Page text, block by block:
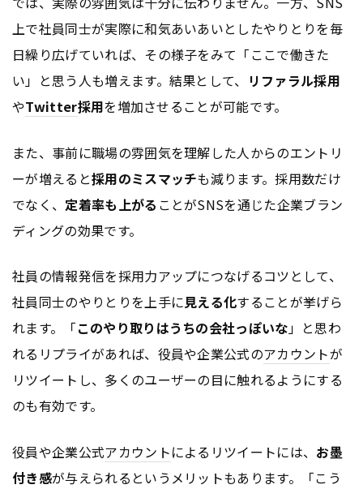
上で社員同士が実際に和気あいあいとしたやりとりを毎
日繰り広げていれば、その様子をみて「ここで働きた
い」と思う人も増えます。結果として、
リファラル採用
やTwitter採用を増加させることが可能です。
また、事前に職場の雰囲気を理解した人からのエントリ
ーが増えると採用のミスマッチも減ります。採用数だけ
でなく、 定着率も上がる ことがSNSを通じた企業ブラン
ディングの効果です。
社員の情報発信を採用力アップにつなげるコツとして、
社員同士のやりとりを上手に見える化することが挙げら
れます。「このやり取りはうちの会社っぽいな」と思わ
れるリプライがあれば、役員や企業公式のアカウントが
リツイートし、多くのユーザーの目に触れるようにする
のも有効です。
役員や企業公式アカウントによるリツイートには、 お墨
付き感が与えられるというメリットもあります。「こう